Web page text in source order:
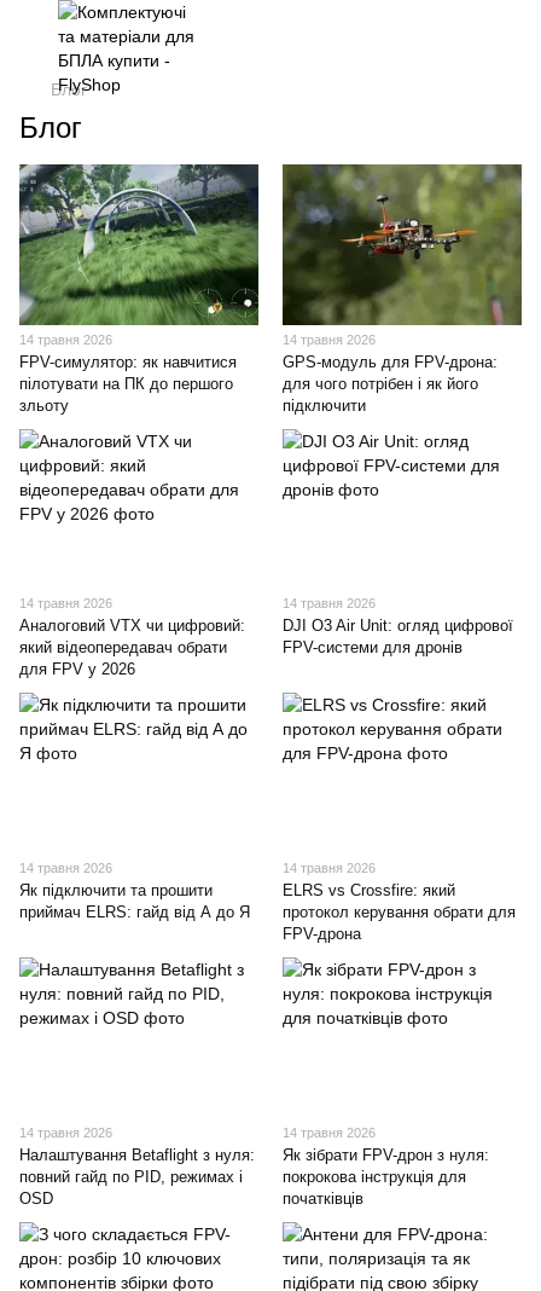
Блог
Блог
14 травня 2026
FPV-симулятор: як навчитися
пілотувати на ПК до першого
зльоту
14 травня 2026
GPS-модуль для FPV-дрона:
для чого потрібен і як його
підключити
14 травня 2026
Аналоговий VTX чи цифровий:
який відеопередавач обрати
для FPV у 2026
14 травня 2026
DJI O3 Air Unit: огляд цифрової
FPV-системи для дронів
14 травня 2026
Як підключити та прошити
приймач ELRS: гайд від А до Я
14 травня 2026
ELRS vs Crossfire: який
протокол керування обрати для
FPV-дрона
14 травня 2026
Налаштування Betaflight з нуля:
повний гайд по PID, режимах і
OSD
14 травня 2026
Як зібрати FPV-дрон з нуля:
покрокова інструкція для
початківців